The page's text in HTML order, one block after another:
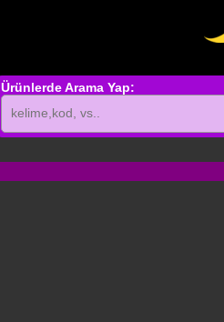
Ürünlerde Arama Yap: